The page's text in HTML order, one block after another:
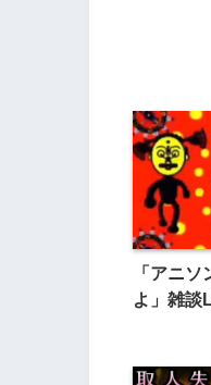
「アニ
よ」雑談